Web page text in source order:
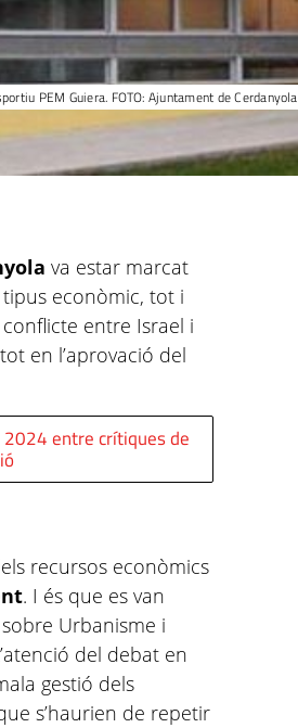
PEM Guiera. FOTO: Ajuntament de Cerdanyola
va estar marcat
econòmic, tot i
entre Israel i
en l’aprovació del
entre crítiques de
recursos econòmics
. I és que es van
Urbanisme i
del debat en
gestió dels
s’haurien de repetir